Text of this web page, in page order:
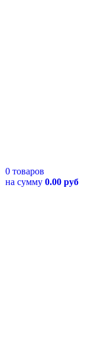
0 товаров
на сумму 0.00 руб